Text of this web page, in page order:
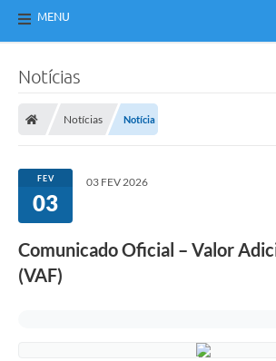
MENU
Notícias
Notícias Notícia
FEV
03
03 FEV 2026
Comunicado Oficial – Valor
(VAF)